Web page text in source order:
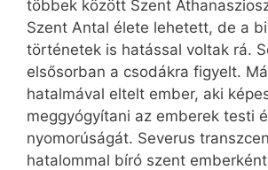
többek között Szent
Szent Antal élete lehetett, de a
történetek is hatással voltak rá.
elsősorban a csodákra figyelt.
hatalmával eltelt ember, aki
meggyógyítani az emberek testi
nyomorúságát. Severus
hatalommal bíró szent